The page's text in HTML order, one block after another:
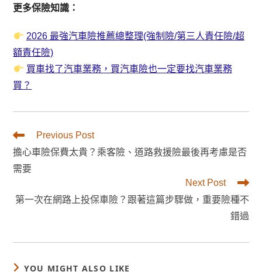
更多保險知識：
2026 最強汽車險推薦總整理(強制險/第三人責任險/超
額責任險)
買車找了汽車業務，買汽車險也一定要找汽車業務
買？
Read
more
Previous Post
擔心車險保費太貴？乘客險、道路救援險最後再考慮是否
需要
Next Post
第一次在網路上投保車險？跟著這篇步驟做，重要險種不
錯過
YOU MIGHT ALSO LIKE